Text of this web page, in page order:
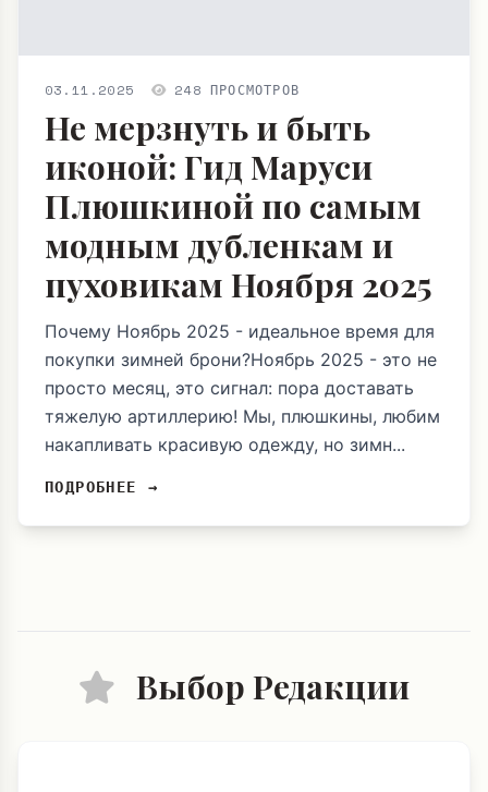
03.11.2025 248 ПРОСМОТРОВ
Не мерзнуть и быть
иконой: Гид Маруси
Плюшкиной по самым
модным дубленкам и
пуховикам Ноября 2025
Почему Ноябрь 2025 - идеальное время для
покупки зимней брони?Ноябрь 2025 - это не
просто месяц, это сигнал: пора доставать
тяжелую артиллерию! Мы, плюшкины, любим
накапливать красивую одежду, но зимн...
ПОДРОБНЕЕ →
Выбор Редакции